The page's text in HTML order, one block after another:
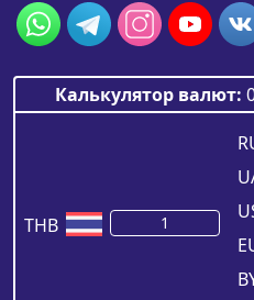
Калькулятор валют:
THB